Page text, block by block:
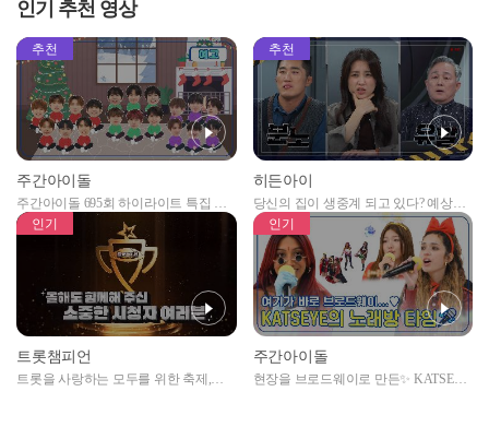
인기 추천 영상
추천
주간아이돌
주간아이돌 695회 하이라이트 특집 남
자아이돌편 예고
추천
히든아이
당신의 집이 생중계 되고 있다? 예상치
못한 곳에서 일어나는 불법촬영 범죄!
인기
트롯챔피언
트롯을 사랑하는 모두를 위한 축제,
인기
주간아이돌
현장을 브로드웨이로 만든✨ KATSEYE